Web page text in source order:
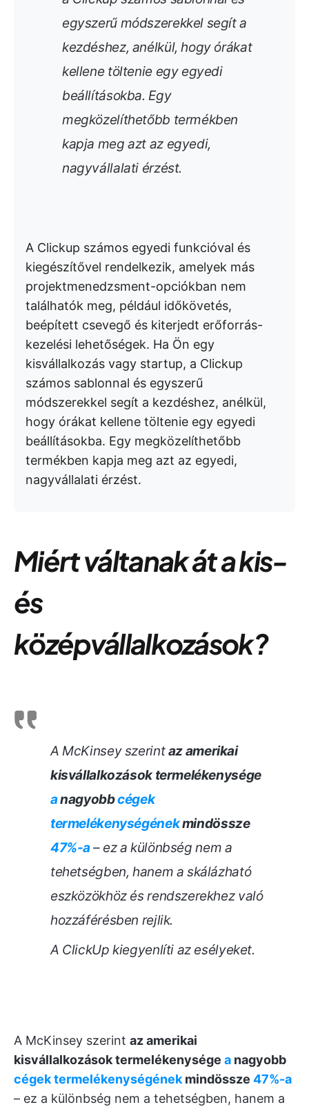
egyszerű módszerekkel segít a
kezdéshez, anélkül, hogy órákat
kellene töltenie egy egyedi
beállításokba. Egy
megközelíthetőbb termékben
kapja meg azt az egyedi,
nagyvállalati érzést.
A Clickup számos egyedi funkcióval és
kiegészítővel rendelkezik, amelyek más
projektmenedzsment-opciókban nem
találhatók meg, például időkövetés,
beépített csevegő és kiterjedt erőforrás-
kezelési lehetőségek. Ha Ön egy
kisvállalkozás vagy startup, a Clickup
számos sablonnal és egyszerű
módszerekkel segít a kezdéshez, anélkül,
hogy órákat kellene töltenie egy egyedi
beállításokba. Egy megközelíthetőbb
termékben kapja meg azt az egyedi,
nagyvállalati érzést.
Miért váltanak át a kis-
és
középvállalkozások?
A McKinsey szerintaz amerikai
kisvállalkozások termelékenysége
anagyobbcégek
termelékenységénekmindössze
47%-a– ez a különbség nem a
tehetségben, hanem a skálázható
eszközökhöz és rendszerekhez való
hozzáférésben rejlik.
A ClickUp kiegyenlíti az esélyeket.
A McKinsey szerint az amerikai
kisvállalkozások termelékenysége a nagyobb
cégek termelékenységénekmindössze 47%-a
– ez a különbség nem a tehetségben, hanem a